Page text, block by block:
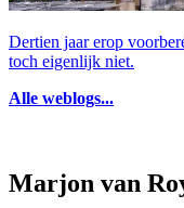
Dertien jaar erop
toch eigenlijk niet.
Alle weblogs...
Marjon van